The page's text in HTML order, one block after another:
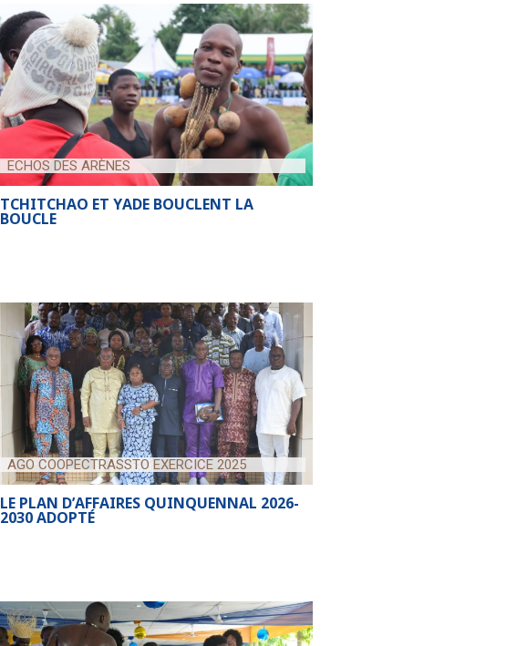
ECHOS DES ARÈNES
TCHITCHAO ET YADE BOUCLENT LA
BOUCLE
AGO COOPECTRASSTO EXERCICE 2025
LE PLAN D’AFFAIRES QUINQUENNAL 2026-
2030 ADOPTÉ